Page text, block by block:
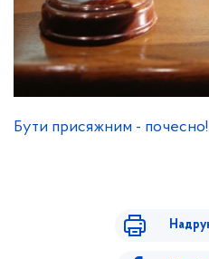
Бути присяжним - почесно!